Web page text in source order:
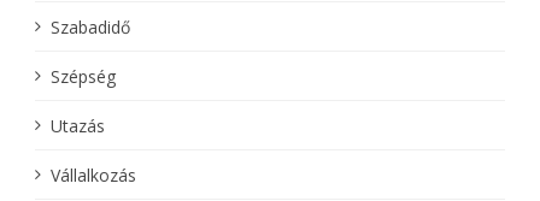
Szabadidő
Szépség
Utazás
Vállalkozás